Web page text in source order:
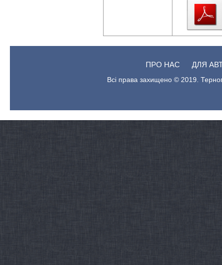
ПРО НАС ДЛЯ
Всі права захищено © 2019.